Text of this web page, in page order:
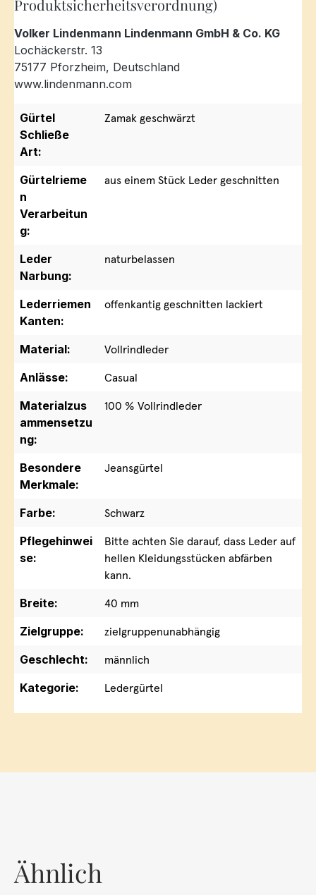
Produktsicherheitsverordnung)
Volker Lindenmann Lindenmann GmbH & Co. KG
Lochäckerstr. 13
75177 Pforzheim, Deutschland
www.lindenmann.com
Gürtel
Schließe
Art:
Zamak geschwärzt
Gürtelrieme
n
Verarbeitun
g:
aus einem Stück Leder geschnitten
Leder
Narbung:
naturbelassen
Lederriemen
Kanten:
offenkantig geschnitten lackiert
Material:
Vollrindleder
Anlässe:
Casual
Materialzus
ammensetzu
ng:
100 % Vollrindleder
Besondere
Merkmale:
Jeansgürtel
Farbe:
Schwarz
Pflegehinwei
se:
Bitte achten Sie darauf, dass Leder auf
hellen Kleidungsstücken abfärben
kann.
Breite:
40 mm
Zielgruppe:
zielgruppenunabhängig
Geschlecht:
männlich
Kategorie:
Ledergürtel
Ähnlich